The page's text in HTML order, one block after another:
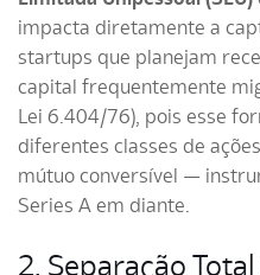
impacta diretamente a
startups que planejam
capital frequentemente
Lei 6.404/76), pois esse
diferentes classes de
mútuo conversível —
Series A em diante.
2. Separação